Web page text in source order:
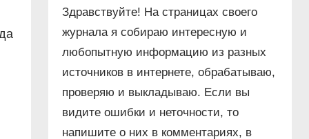
Здравствуйте! На страницах своего
журнала я собираю интересную и
любопытную информацию из разных
источников в интернете, обрабатываю,
проверяю и выкладываю. Если вы
видите ошибки и неточности, то
напишите о них в комментариях, в